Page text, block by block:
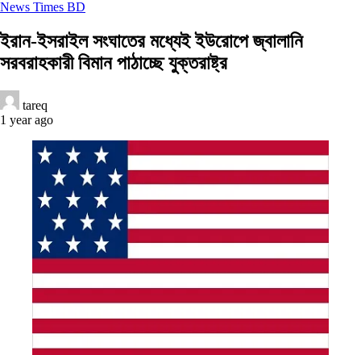
News Times BD
ইরান-ইসরাইল সংঘাতের মধ্যেই ইউরোপে জ্বালানি
সরবরাহকারী বিমান পাঠাচ্ছে যুক্তরাষ্ট্র
tareq
1 year ago